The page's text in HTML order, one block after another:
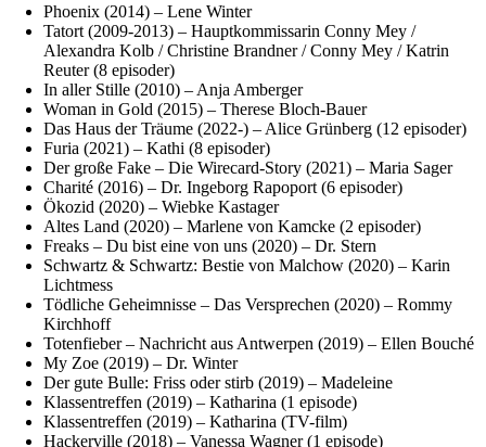
Phoenix (2014) – Lene Winter
Tatort (2009-2013) – Hauptkommissarin Conny Mey /
Alexandra Kolb / Christine Brandner / Conny Mey / Katrin
Reuter (8 episoder)
In aller Stille (2010) – Anja Amberger
Woman in Gold (2015) – Therese Bloch-Bauer
Das Haus der Träume (2022-) – Alice Grünberg (12 episoder)
Furia (2021) – Kathi (8 episoder)
Der große Fake – Die Wirecard-Story (2021) – Maria Sager
Charité (2016) – Dr. Ingeborg Rapoport (6 episoder)
Ökozid (2020) – Wiebke Kastager
Altes Land (2020) – Marlene von Kamcke (2 episoder)
Freaks – Du bist eine von uns (2020) – Dr. Stern
Schwartz & Schwartz: Bestie von Malchow (2020) – Karin
Lichtmess
Tödliche Geheimnisse – Das Versprechen (2020) – Rommy
Kirchhoff
Totenfieber – Nachricht aus Antwerpen (2019) – Ellen Bouché
My Zoe (2019) – Dr. Winter
Der gute Bulle: Friss oder stirb (2019) – Madeleine
Klassentreffen (2019) – Katharina (1 episode)
Klassentreffen (2019) – Katharina (TV-film)
Hackerville (2018) – Vanessa Wagner (1 episode)